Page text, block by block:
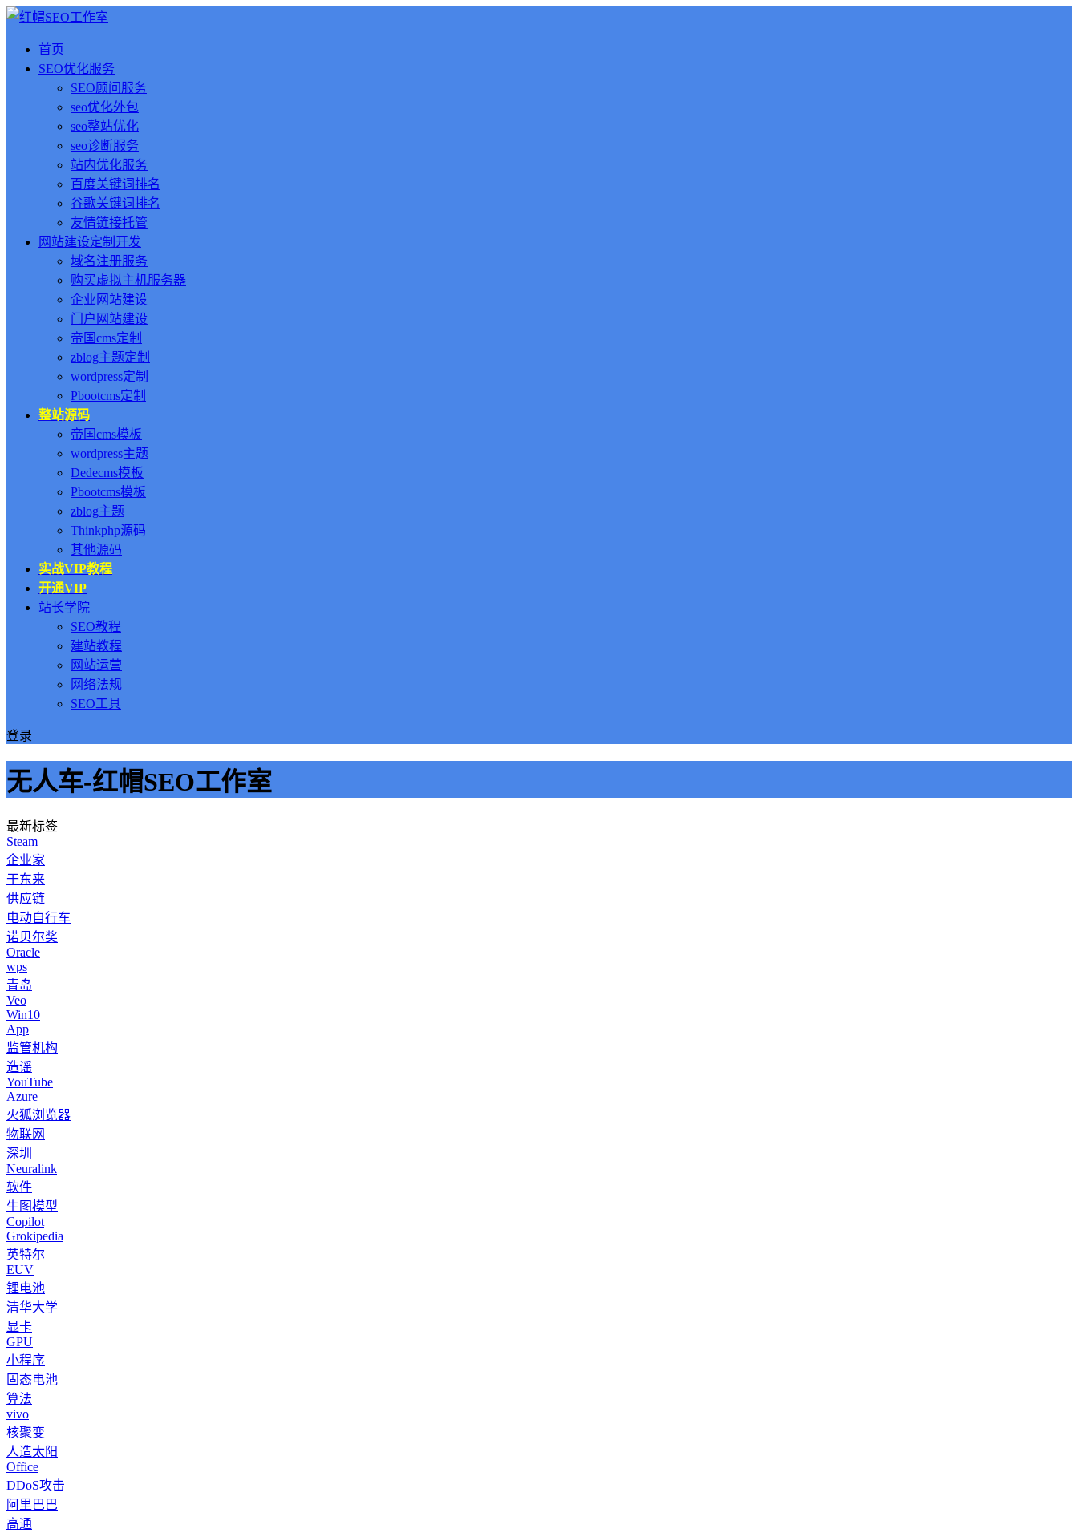
首页
SEO优化服务
SEO顾问服务
seo优化外包
seo整站优化
seo诊断服务
站内优化服务
百度关键词排名
谷歌关键词排名
友情链接托管
网站建设定制开发
域名注册服务
购买虚拟主机服务器
企业网站建设
门户网站建设
帝国cms定制
zblog主题定制
wordpress定制
Pbootcms定制
整站源码
帝国cms模板
wordpress主题
Dedecms模板
Pbootcms模板
zblog主题
Thinkphp源码
其他源码
实战VIP教程
开通VIP
站长学院
SEO教程
建站教程
网站运营
网络法规
SEO工具
登录
无人车-红帽SEO工作室
最新标签
Steam
企业家
于东来
供应链
电动自行车
诺贝尔奖
Oracle
wps
青岛
Veo
Win10
App
监管机构
造谣
YouTube
Azure
火狐浏览器
物联网
深圳
Neuralink
软件
生图模型
Copilot
Grokipedia
英特尔
EUV
锂电池
清华大学
显卡
GPU
小程序
固态电池
算法
vivo
核聚变
人造太阳
Office
DDoS攻击
阿里巴巴
高通